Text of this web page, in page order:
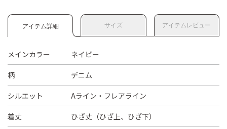
アイテム詳細 サイズ アイテムレビュー
メインカラー ネイビー
柄 デニム
シルエット Aライン・フレアライン
着丈 ひざ丈（ひざ上、ひざ下）